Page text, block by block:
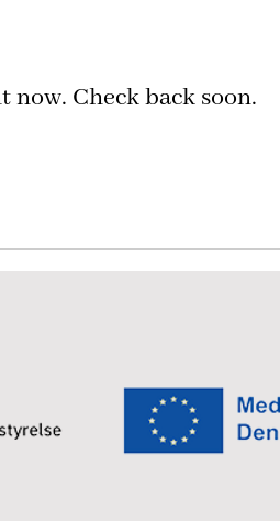
Check back soon.